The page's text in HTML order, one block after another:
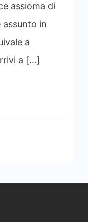
assioma di
assunto in
a
a […]